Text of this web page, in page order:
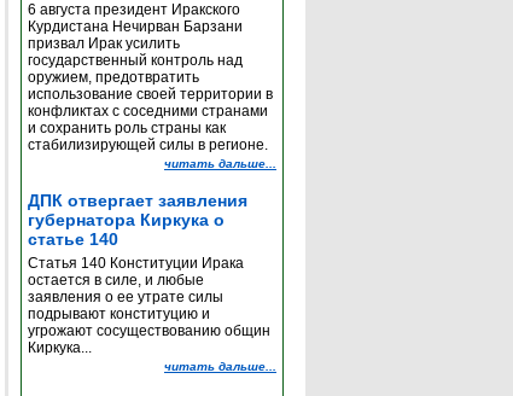
6 августа президент Иракского
Курдистана Нечирван Барзани
призвал Ирак усилить
государственный контроль над
оружием, предотвратить
использование своей территории в
конфликтах с соседними странами
и сохранить роль страны как
стабилизирующей силы в регионе.
читать дальше...
ДПК отвергает заявления
губернатора Киркука о
статье 140
Статья 140 Конституции Ирака
остается в силе, и любые
заявления о ее утрате силы
подрывают конституцию и
угрожают сосуществованию общин
Киркука...
читать дальше...